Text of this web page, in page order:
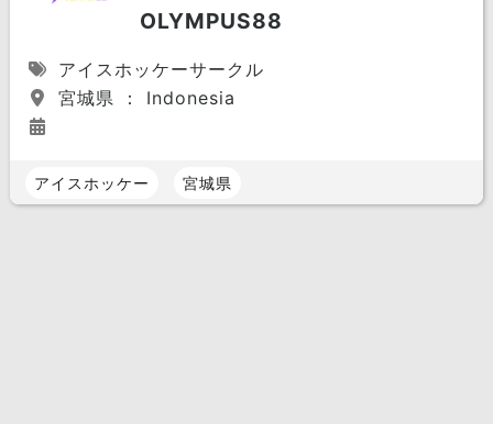
OLYMPUS88
アイスホッケーサークル
宮城県 ： Indonesia
アイスホッケー 宮城県